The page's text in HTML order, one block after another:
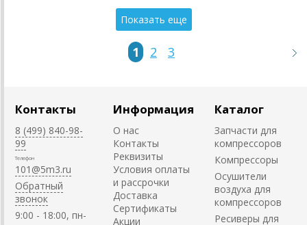
Показать еще
1 2 3
Контакты
8 (499) 840-98-
99
Телефон
101@5m3.ru
Обратный
звонок
9:00 - 18:00, пн-
Информация
О нас
Контакты
Реквизиты
Условия оплаты
и рассрочки
Доставка
Сертификаты
Акции
Каталог
Запчасти для
компрессоров
Компрессоры
Осушители
воздуха для
компрессоров
Ресиверы для